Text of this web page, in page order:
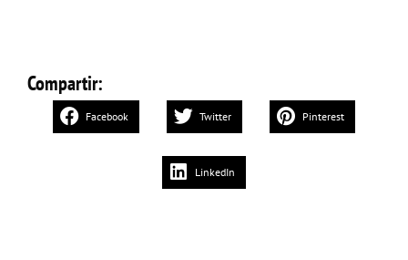
Compartir:
Facebook Twitter Pinterest
LinkedIn